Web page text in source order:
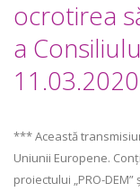
ocrotirea
a
11.03.2020
*** Această
Uniunii Europene.
proiectului „PRO-